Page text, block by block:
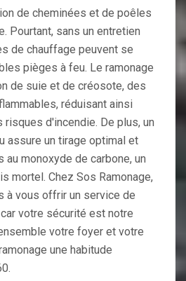
de cheminées et de poêles
Pourtant, sans un entretien
de chauffage peuvent se
pièges à feu. Le ramonage
de suie et de créosote, des
réduisant ainsi
d'incendie. De plus, un
assure un tirage optimal et
monoxyde de carbone, un
mortel. Chez Sos Ramonage,
à vous offrir un service de
votre sécurité est notre
votre foyer et votre
une habitude